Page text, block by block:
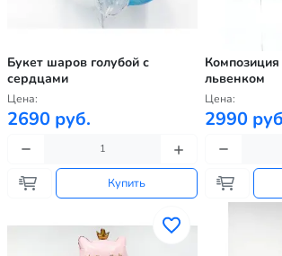
Букет шаров голубой с
сердцами
Цена:
2690 руб.
Купить
львенком
Цена:
2990